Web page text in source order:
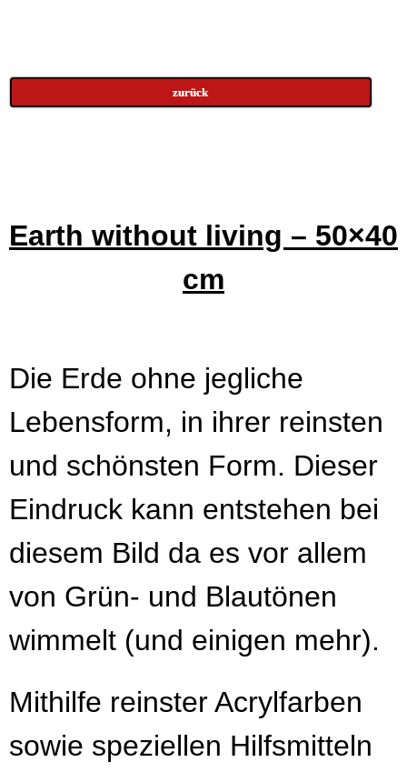
zurück
Earth without living – 50×40
cm
Die Erde ohne jegliche
Lebensform, in ihrer reinsten
und schönsten Form. Dieser
Eindruck kann entstehen bei
diesem Bild da es vor allem
von Grün- und Blautönen
wimmelt (und einigen mehr).
Mithilfe reinster Acrylfarben
sowie speziellen Hilfsmitteln